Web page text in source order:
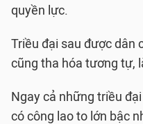
quyền lực.
Triều đại sau được dân
cũng tha hóa tương tự,
Ngay cả những triều
có công lao to lớn bậc